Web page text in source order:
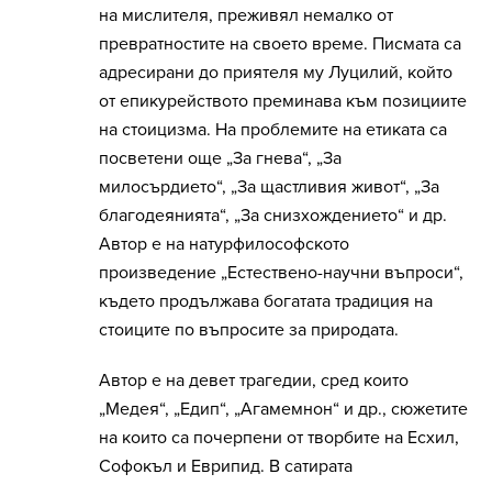
на мислителя, преживял немалко от
превратностите на своето време. Писмата са
адресирани до приятеля му Луцилий, който
от епикурейството преминава към позициите
на стоицизма. На проблемите на етиката са
посветени още „За гнева“, „За
милосърдието“, „За щастливия живот“, „За
благодеянията“, „За снизхождението“ и др.
Автор е на натурфилософското
произведение „Естествено-научни въпроси“,
където продължава богатата традиция на
стоиците по въпросите за природата.
Автор е на девет трагедии, сред които
„Медея“, „Едип“, „Агамемнон“ и др., сюжетите
на които са почерпени от творбите на Есхил,
Софокъл и Еврипид. В сатирата